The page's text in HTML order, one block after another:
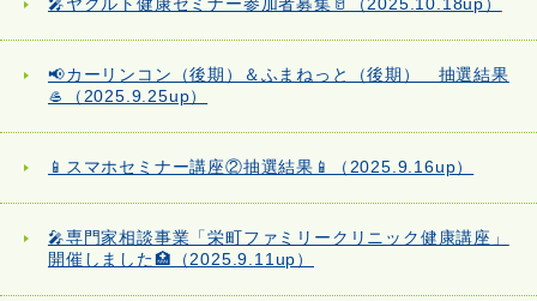
🎤ヤクルト健康セミナー参加者募集🥛（2025.10.18up）
📢カーリンコン（後期）＆ふまねっと（後期） 抽選結果
🥌（2025.9.25up）
📱スマホセミナー講座②抽選結果📱（2025.9.16up）
🎤専門家相談事業「栄町ファミリークリニック健康講座」
開催しました🏥（2025.9.11up）